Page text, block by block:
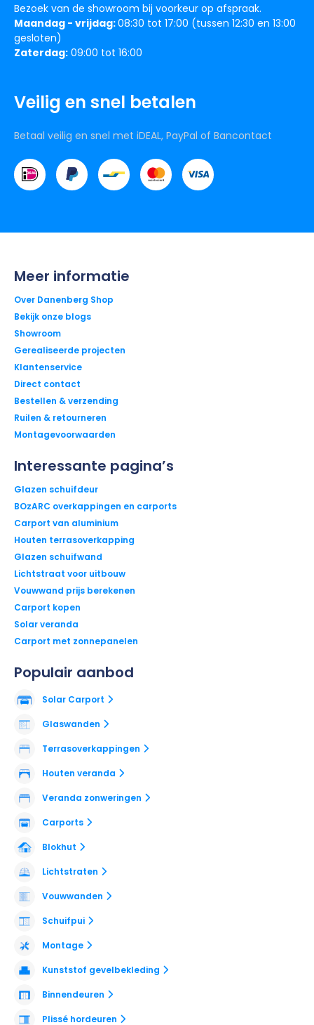
Bezoek van de showroom bij voorkeur op afspraak.
Maandag - vrijdag:08:30 tot 17:00 (tussen 12:30 en 13:00
gesloten)
Zaterdag: 09:00 tot 16:00
Veilig en snel betalen
Betaal veilig en snel met iDEAL, PayPal of Bancontact
Populair aanbod
Solar Carport
Glaswanden
Terrasoverkappingen
Houten veranda
Veranda zonweringen
Carports
Blokhut
Lichtstraten
Vouwwanden
Schuifpui
Montage
Kunststof gevelbekleding
Binnendeuren
Plissé hordeuren
Interessante pagina’s
Glazen schuifdeur
BOzARC overkappingen en carports
Carport van aluminium
Houten terrasoverkapping
Glazen schuifwand
Lichtstraat voor uitbouw
Vouwwand prijs berekenen
Carport kopen
Solar veranda
Carport met zonnepanelen
Meer informatie
Over Danenberg Shop
Bekijk onze blogs
Showroom
Gerealiseerde projecten
Klantenservice
Direct contact
Bestellen & verzending
Ruilen & retourneren
Montagevoorwaarden